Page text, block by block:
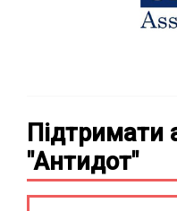
Підтримати
"Антидот"